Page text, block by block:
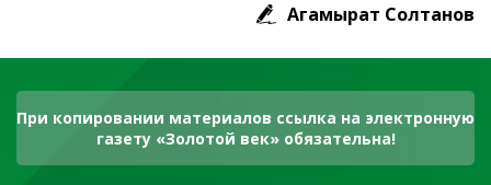
Агамырат Солтанов
При копировании материалов ссылка на электронную
газету «Золотой век» обязательна!